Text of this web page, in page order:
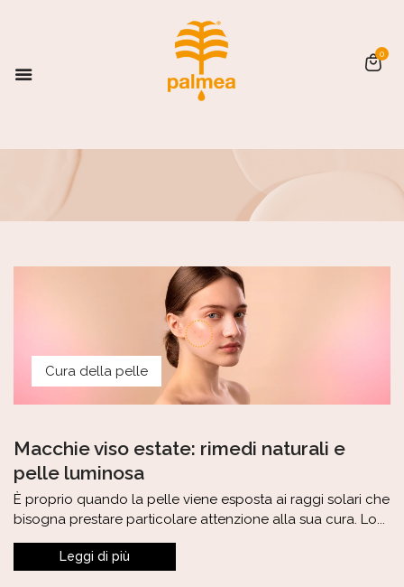
0
Cura della pelle
Macchie viso estate: rimedi naturali e
pelle luminosa
È proprio quando la pelle viene esposta ai raggi solari che
bisogna prestare particolare attenzione alla sua cura. Lo...